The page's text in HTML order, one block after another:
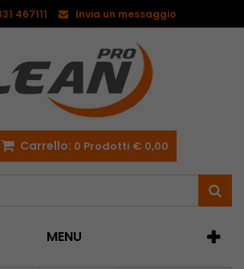
467111 Invia un messaggio
Carrello: 0 Prodotti € 0,00
MENU